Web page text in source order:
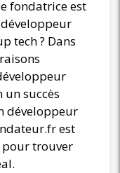
fondatrice est
tech ? Dans
succès
développeur
est
pour trouver